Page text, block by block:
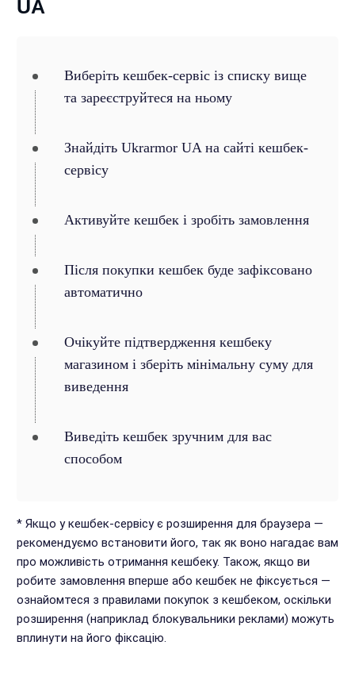
UA
Виберіть кешбек-сервіс із списку вище
та зареєструйтеся на ньому
Знайдіть Ukrarmor UA на сайті кешбек-
сервісу
Активуйте кешбек і зробіть замовлення
Після покупки кешбек буде зафіксовано
автоматично
Очікуйте підтвердження кешбеку
магазином і зберіть мінімальну суму для
виведення
Виведіть кешбек зручним для вас
способом
* Якщо у кешбек-сервісу є розширення для браузера —
рекомендуємо встановити його, так як воно нагадає вам
про можливість отримання кешбеку. Також, якщо ви
робите замовлення вперше або кешбек не фіксується —
ознайомтеся з правилами покупок з кешбеком, оскільки
розширення (наприклад блокувальники реклами) можуть
вплинути на його фіксацію.